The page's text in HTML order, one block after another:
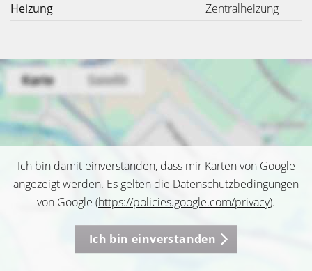
Heizung
Zentralheizung
Ich bin damit einverstanden, dass mir Karten von Google
angezeigt werden. Es gelten die Datenschutzbedingungen
von Google (https://policies.google.com/privacy).
Ich bin einverstanden